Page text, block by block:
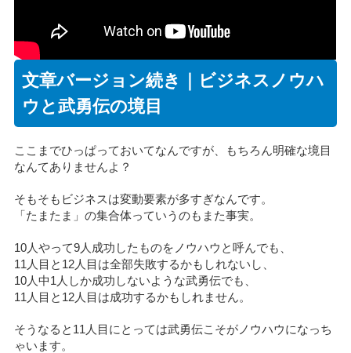
文章バージョン続き｜ビジネスノウハ
ウと武勇伝の境目
ここまでひっぱっておいてなんですが、もちろん明確な境目
なんてありませんよ？
そもそもビジネスは変動要素が多すぎなんです。
「たまたま」の集合体っていうのもまた事実。
10人やって9人成功したものをノウハウと呼んでも、
11人目と12人目は全部失敗するかもしれないし、
10人中1人しか成功しないような武勇伝でも、
11人目と12人目は成功するかもしれません。
そうなると11人目にとっては武勇伝こそがノウハウになっち
ゃいます。